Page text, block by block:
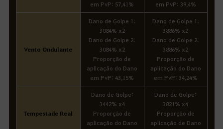
em PvP: 57,41%
em PvP: 39,4%
Vento Ondulante
Dano de Golpe 1:
3084% x2
Dano de Golpe 2:
3084% x2
Proporção de
aplicação do Dano
em PvP: 43,15%
Dano de Golpe 1:
3886% x2
Dano de Golpe 2:
3886% x2
Proporção de
aplicação do Dano
em PvP: 34,24%
Tempestade Real
Dano de Golpe:
3442% x4
Proporção de
aplicação do Dano
Dano de Golpe:
3821% x4
Proporção de
aplicação de Dano